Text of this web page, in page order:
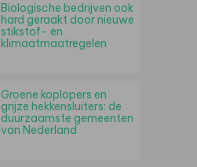
Biologische bedrijven ook
hard geraakt door nieuwe
stikstof- en
klimaatmaatregelen
Groene koplopers en
grijze hekkensluiters: de
duurzaamste gemeenten
van Nederland